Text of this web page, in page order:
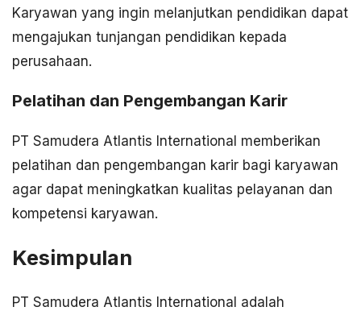
Karyawan yang ingin melanjutkan pendidikan dapat
mengajukan tunjangan pendidikan kepada
perusahaan.
Pelatihan dan Pengembangan Karir
PT Samudera Atlantis International memberikan
pelatihan dan pengembangan karir bagi karyawan
agar dapat meningkatkan kualitas pelayanan dan
kompetensi karyawan.
Kesimpulan
PT Samudera Atlantis International adalah